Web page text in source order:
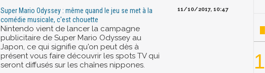
Super Mario Odyssey : même quand le jeu se met à la
comédie musicale, c'est chouette
Nintendo vient de lancer la campagne
publicitaire de Super Mario Odyssey au
Japon, ce qui signifie qu'on peut dès à
présent vous faire découvrir les spots TV qui
seront diffusés sur les chaînes nippones.
11/10/2017, 10:47
1